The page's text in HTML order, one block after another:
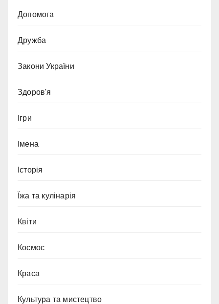
Допомога
Дружба
Закони України
Здоров'я
Ігри
Імена
Історія
Їжа та кулінарія
Квіти
Космос
Краса
Культура та мистецтво